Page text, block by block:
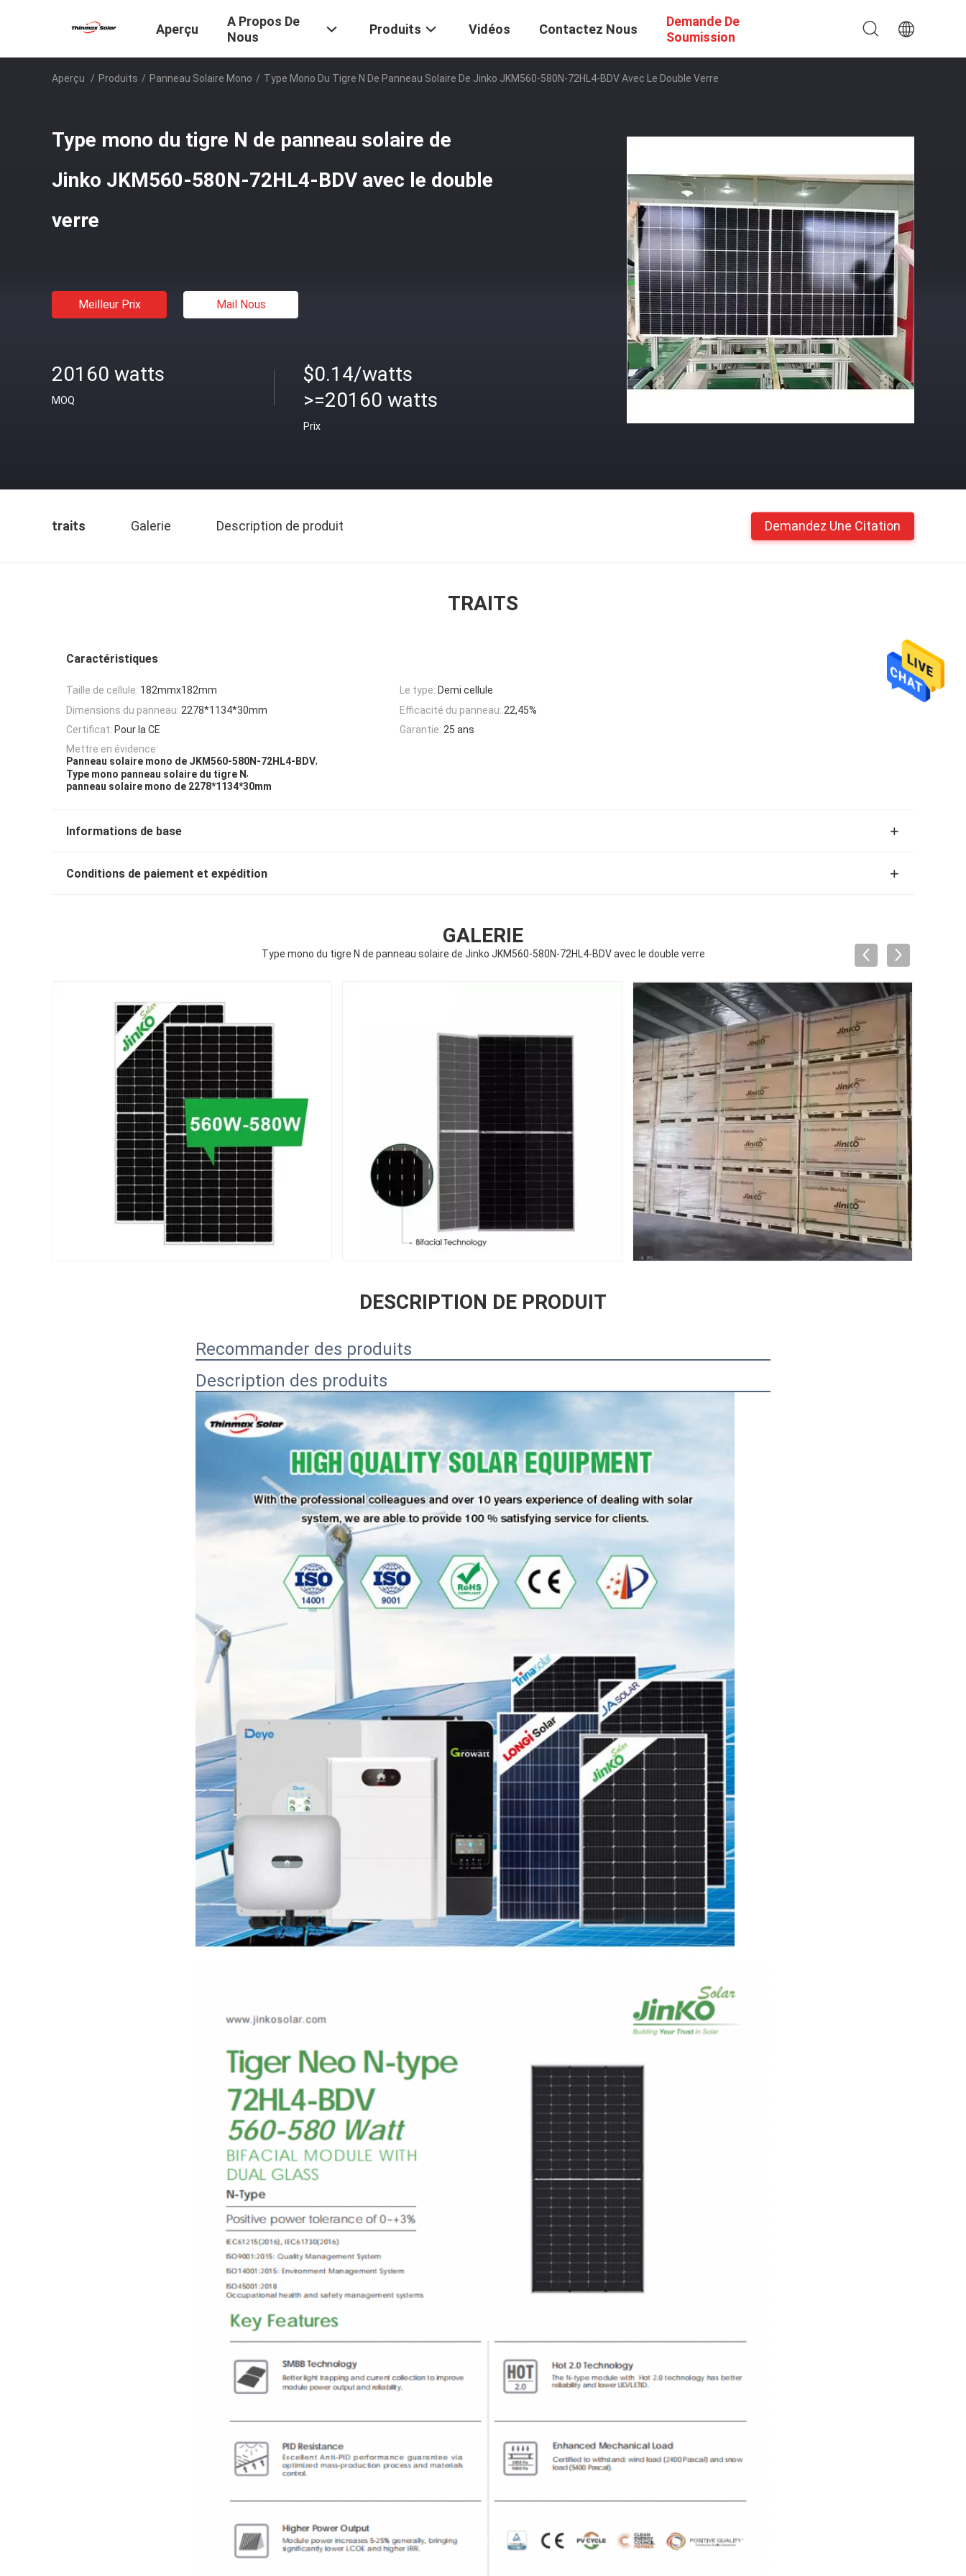
Aperçu
A Propos De
Nous
Produits Vidéos Contactez Nous
Demande De
Soumission
Aperçu / Produits / Panneau Solaire Mono / Type Mono Du Tigre N De Panneau Solaire De Jinko JKM560-580N-72HL4-BDV Avec Le Double Verre
Type mono du tigre N de panneau solaire de
Jinko JKM560-580N-72HL4-BDV avec le double
verre
Meilleur Prix Mail Nous
20160 watts
MOQ
$0.14/watts
>=20160 watts
Prix
traits Galerie Description de produit Demandez Une Citation
TRAITS
Caractéristiques
Taille de cellule: 182mmx182mm Le type: Demi cellule
Dimensions du panneau: 2278*1134*30mm Efficacité du panneau: 22,45%
Certificat: Pour la CE Garantie: 25 ans
Mettre en évidence:
Panneau solaire mono de JKM560-580N-72HL4-BDV,
Type mono panneau solaire du tigre N,
panneau solaire mono de 2278*1134*30mm
Informations de base
Conditions de paiement et expédition
GALERIE
Type mono du tigre N de panneau solaire de Jinko JKM560-580N-72HL4-BDV avec le double verre
DESCRIPTION DE PRODUIT
Recommander des produits
Description des produits